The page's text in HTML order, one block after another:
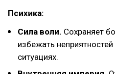
Психика:
Сила воли. Сохраняет
избежать
ситуациях.